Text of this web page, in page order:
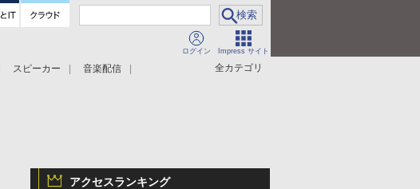
ログイン Impress サイト
全カテゴリ
スピーカー
音楽配信
アクセスランキング